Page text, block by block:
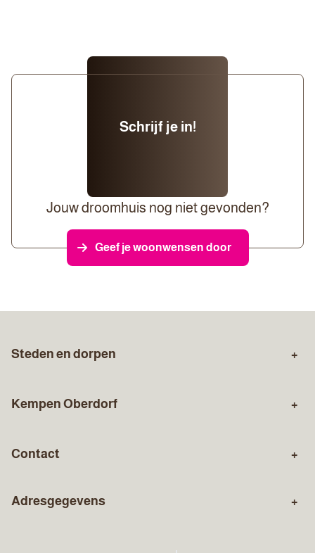
Schrijf je in!
Jouw droomhuis nog niet gevonden?
Geef je woonwensen door
Steden en dorpen
Elsloo
Kempen Oberdorf
Contact
046 - 45 123 49
Adresgegevens